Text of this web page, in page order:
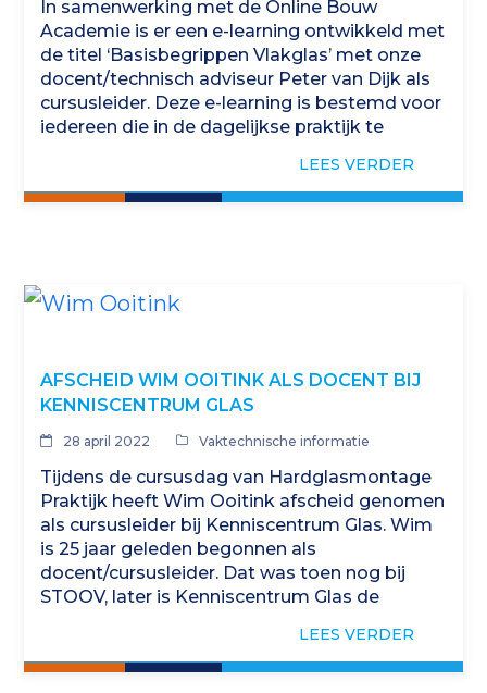
In samenwerking met de Online Bouw
Academie is er een e-learning ontwikkeld met
de titel ‘Basisbegrippen Vlakglas’ met onze
docent/technisch adviseur Peter van Dijk als
cursusleider. Deze e-learning is bestemd voor
iedereen die in de dagelijkse praktijk te
LEES VERDER
AFSCHEID WIM OOITINK ALS DOCENT BIJ
KENNISCENTRUM GLAS
28 april 2022 Vaktechnische informatie
Tijdens de cursusdag van Hardglasmontage
Praktijk heeft Wim Ooitink afscheid genomen
als cursusleider bij Kenniscentrum Glas. Wim
is 25 jaar geleden begonnen als
docent/cursusleider. Dat was toen nog bij
STOOV, later is Kenniscentrum Glas de
LEES VERDER